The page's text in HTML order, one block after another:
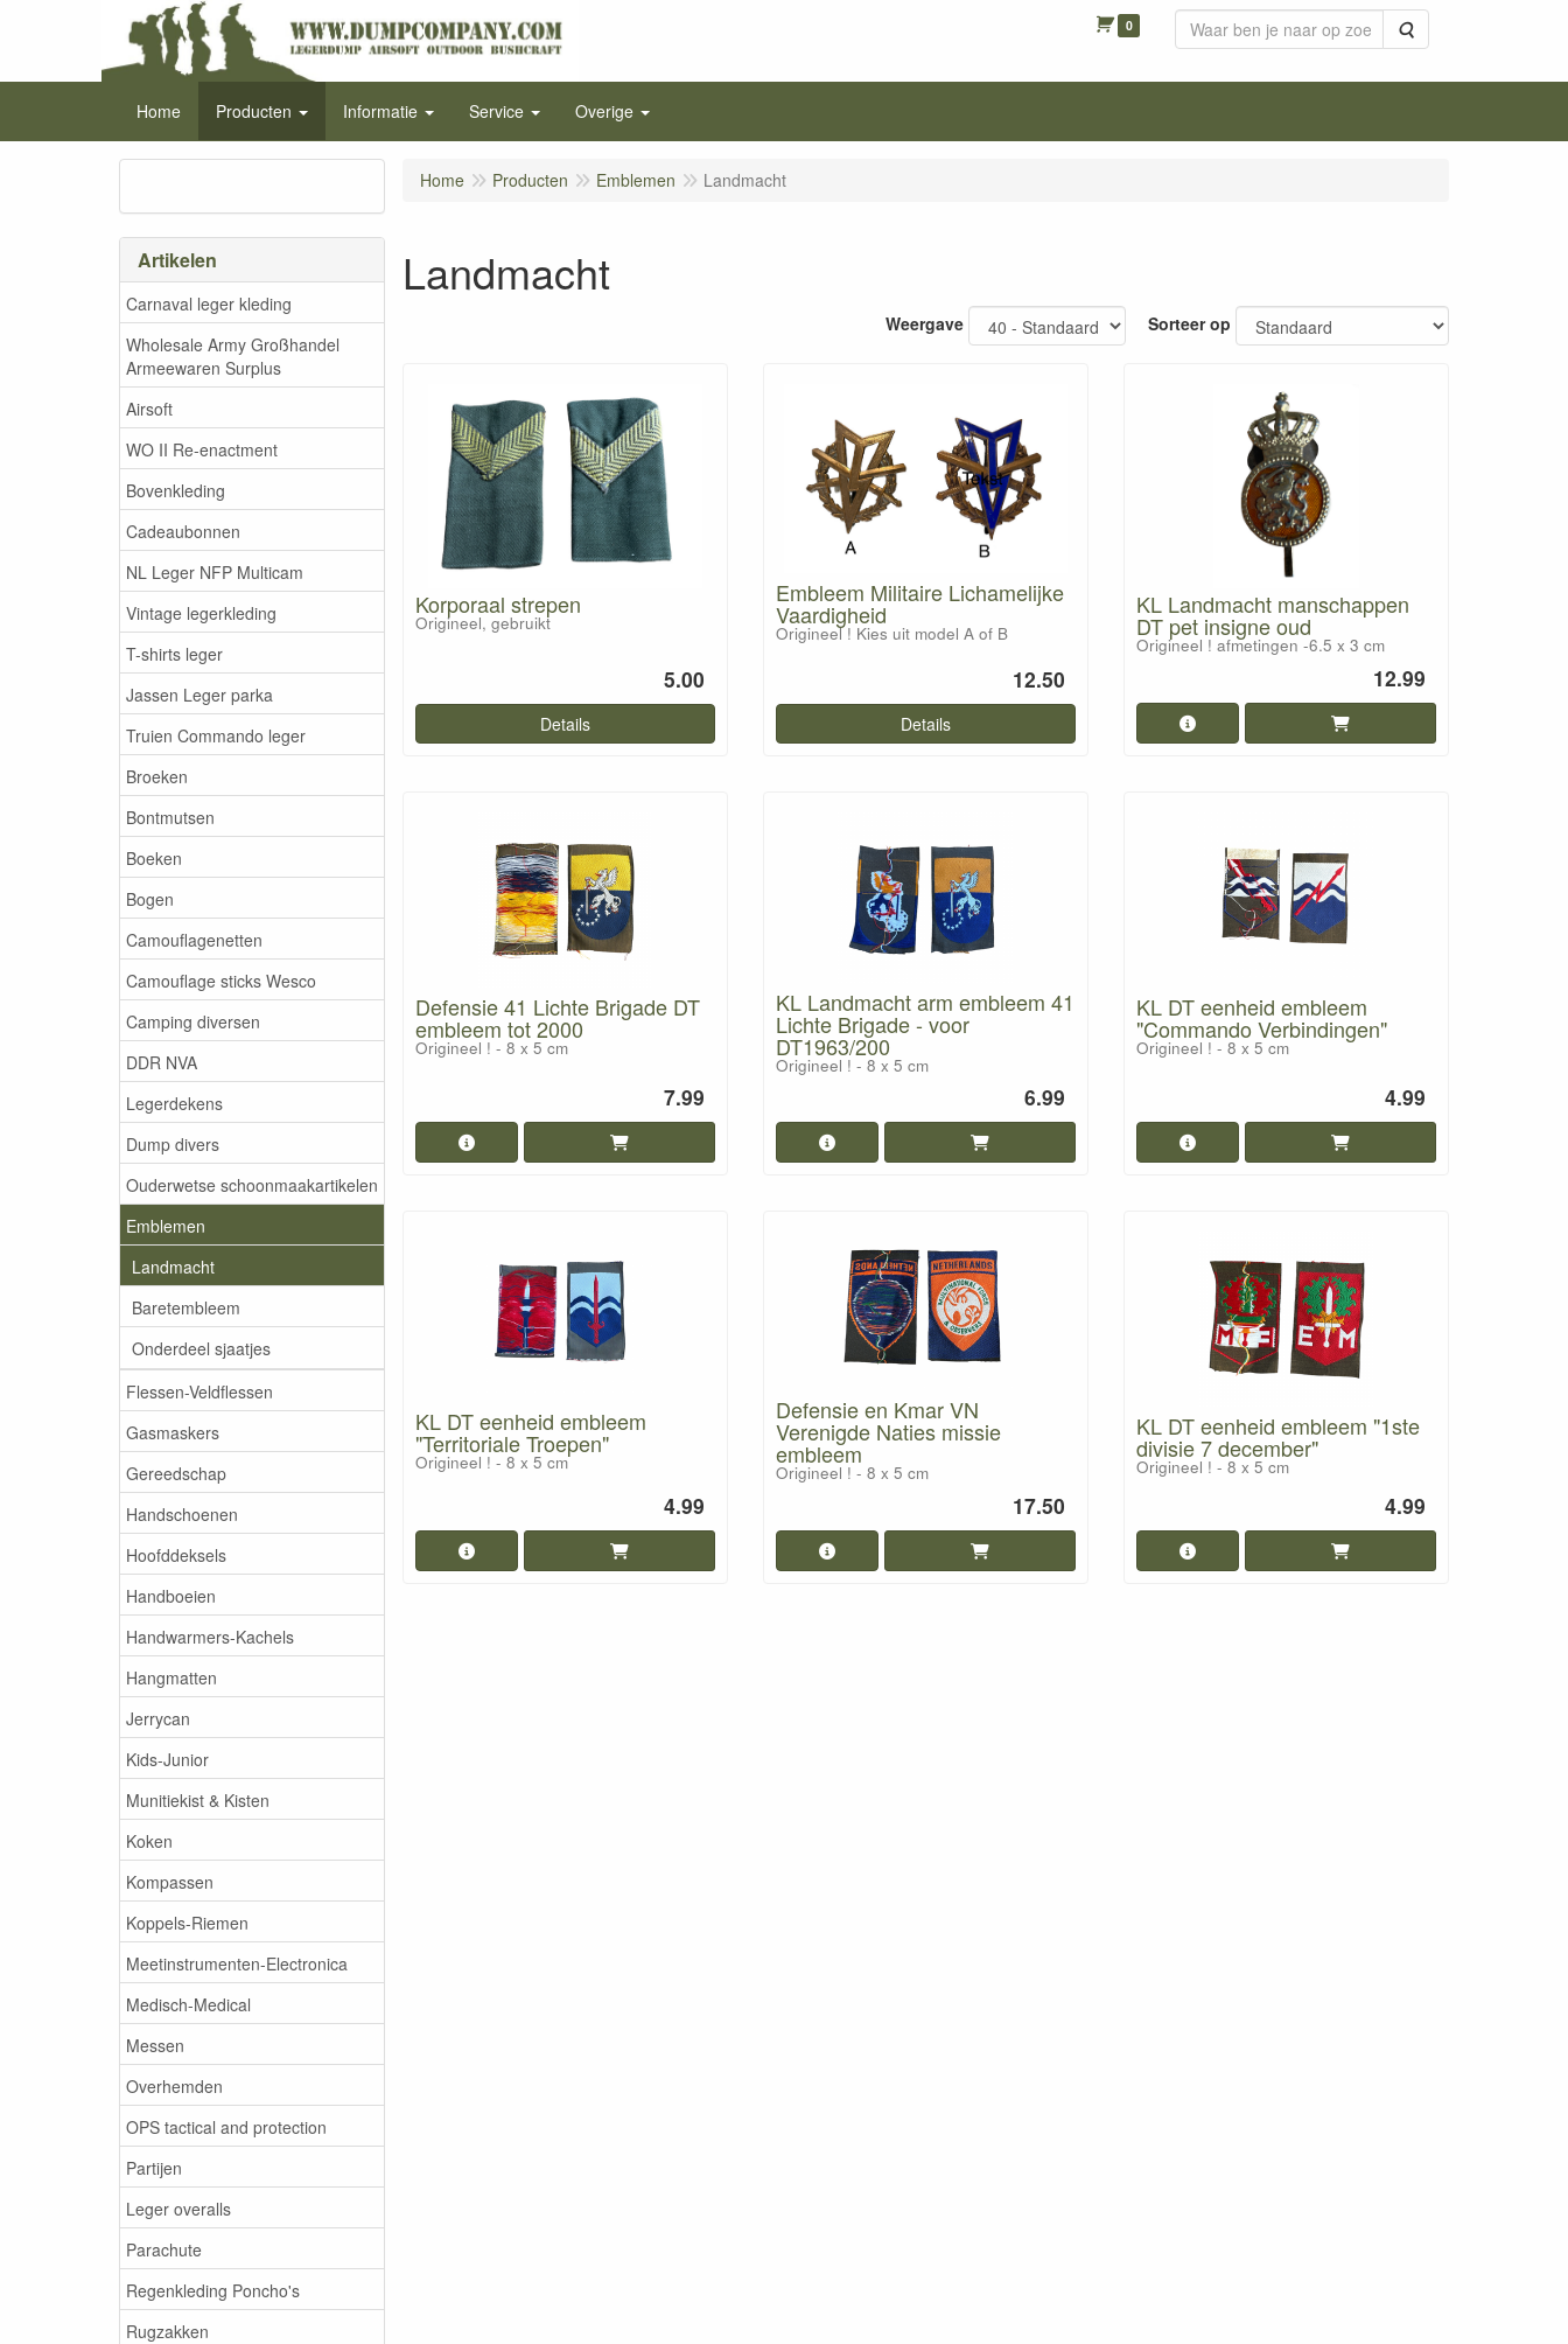
0 Zoeken
Home Producten Informatie Service Overige
Artikelen
Carnaval leger kleding
Wholesale Army Großhandel
Armeewaren Surplus
Airsoft
WO II Re-enactment
Bovenkleding
Cadeaubonnen
NL Leger NFP Multicam
Vintage legerkleding
T-shirts leger
Jassen Leger parka
Truien Commando leger
Broeken
Bontmutsen
Boeken
Bogen
Camouflagenetten
Camouflage sticks Wesco
Camping diversen
DDR NVA
Legerdekens
Dump divers
Ouderwetse schoonmaakartikelen
Emblemen
Landmacht
Baretembleem
Onderdeel sjaatjes
Flessen-Veldflessen
Gasmaskers
Gereedschap
Handschoenen
Hoofddeksels
Handboeien
Handwarmers-Kachels
Hangmatten
Jerrycan
Kids-Junior
Munitiekist & Kisten
Koken
Kompassen
Koppels-Riemen
Meetinstrumenten-Electronica
Medisch-Medical
Messen
Overhemden
OPS tactical and protection
Partijen
Leger overalls
Parachute
Regenkleding Poncho's
Rugzakken
Home Producten Emblemen Landmacht
Landmacht
Weergave Sorteer op
Korporaal strepen
Origineel, gebruikt
5.00
Details
Embleem Militaire Lichamelijke
Vaardigheid
Origineel ! Kies uit model A of B
12.50
Details
KL Landmacht manschappen
DT pet insigne oud
Origineel ! afmetingen -6.5 x 3 cm
12.99
Defensie 41 Lichte Brigade DT
embleem tot 2000
Origineel ! - 8 x 5 cm
7.99
KL Landmacht arm embleem 41
Lichte Brigade - voor
DT1963/200
Origineel ! - 8 x 5 cm
6.99
KL DT eenheid embleem
"Commando Verbindingen"
Origineel ! - 8 x 5 cm
4.99
KL DT eenheid embleem
"Territoriale Troepen"
Origineel ! - 8 x 5 cm
4.99
Defensie en Kmar VN
Verenigde Naties missie
embleem
Origineel ! - 8 x 5 cm
17.50
KL DT eenheid embleem "1ste
divisie 7 december"
Origineel ! - 8 x 5 cm
4.99